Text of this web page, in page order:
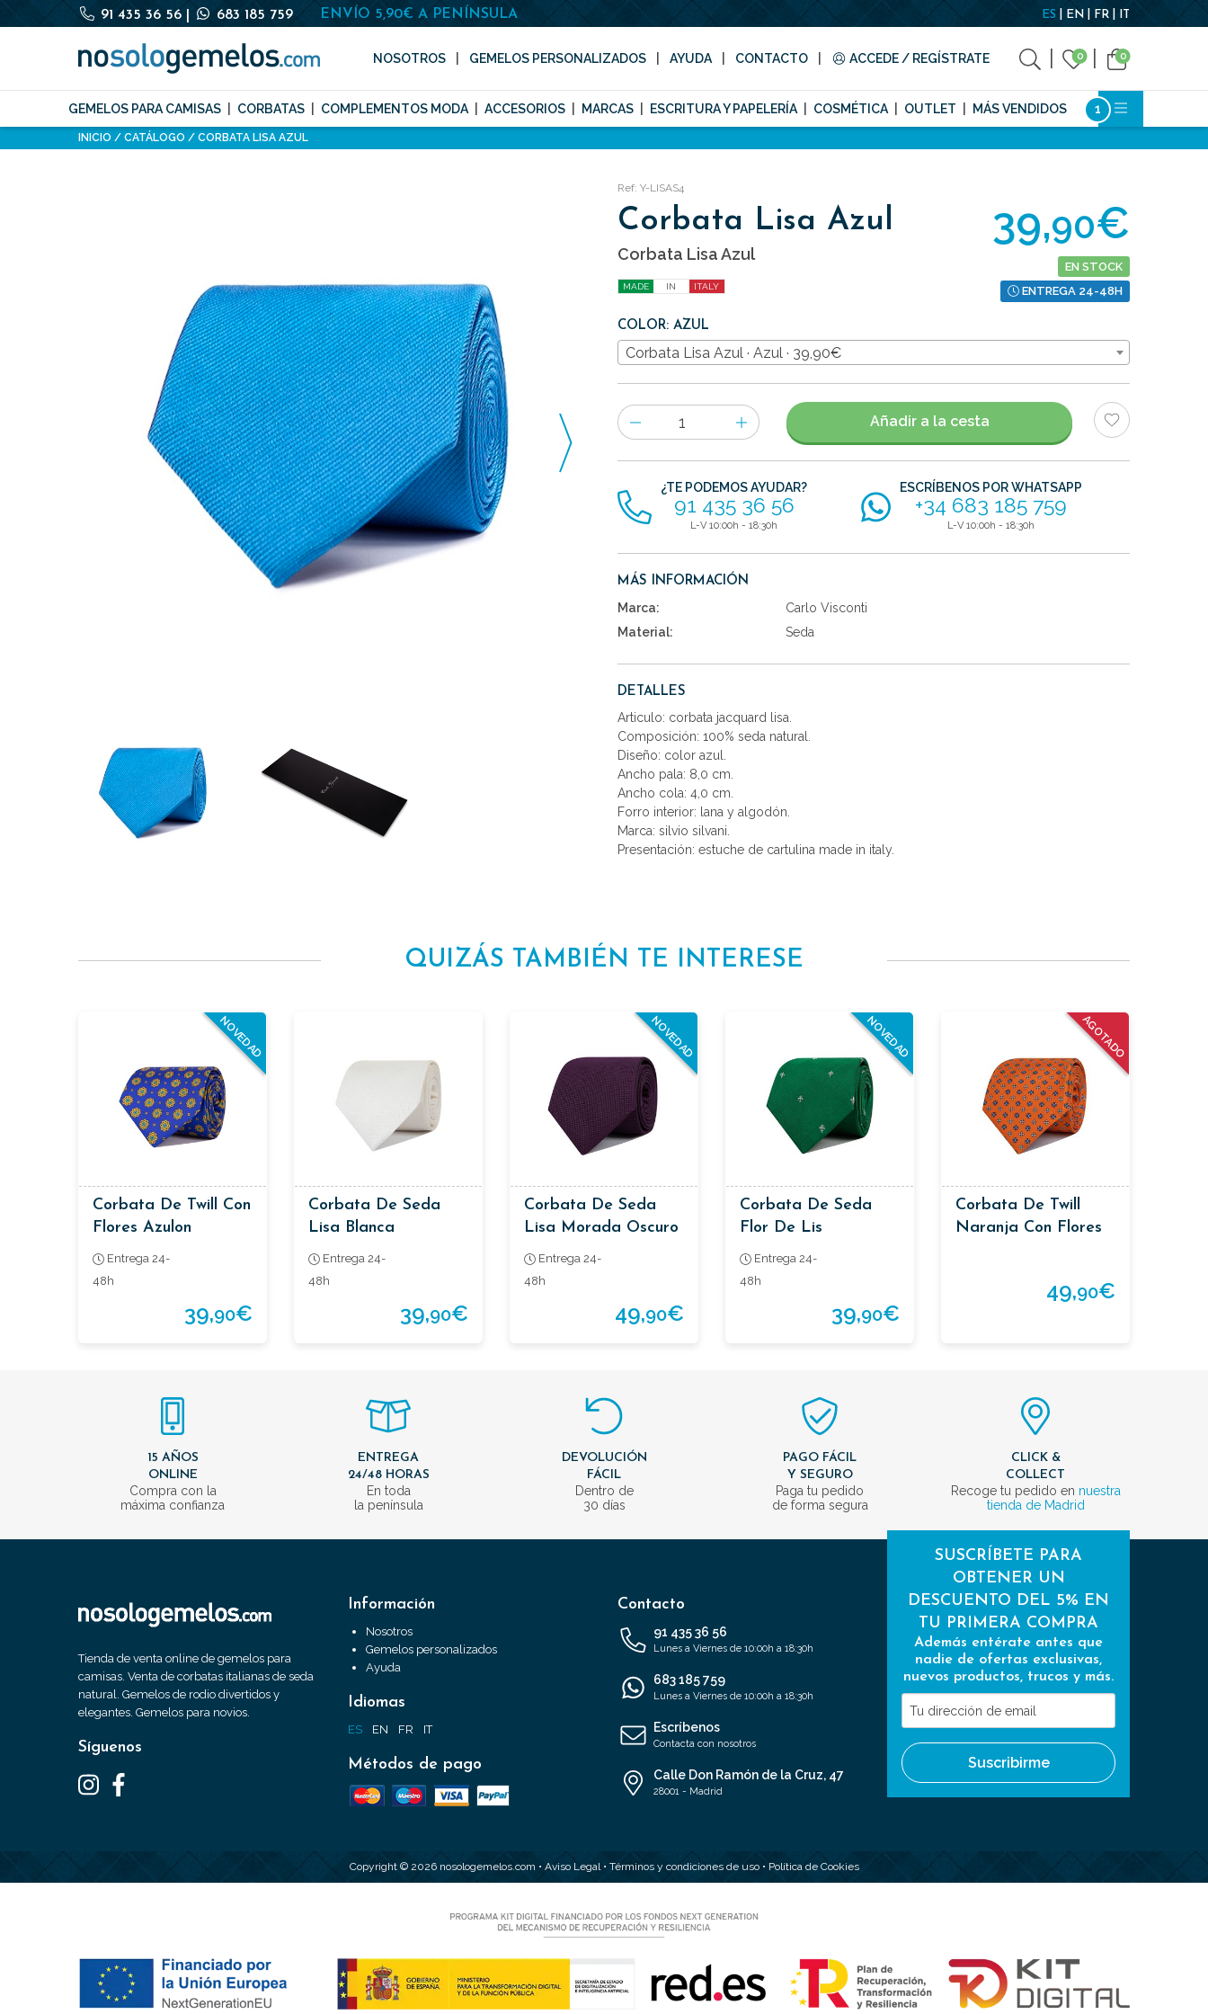
91 435 36 56 683 185 759 ENVÍO 5,90€ A PENÍNSULA ES EN FR IT
NOSOTROS GEMELOS PERSONALIZADOS AYUDA CONTACTO ACCEDE / REGÍSTRATE 0 0
GEMELOS PARA CAMISAS CORBATAS COMPLEMENTOS MODA ACCESORIOS MARCAS ESCRITURA Y PAPELERÍA COSMÉTICA OUTLET MÁS VENDIDOS
INICIO CATÁLOGO CORBATA LISA AZUL
Ref: Y-LISAS4
Corbata Lisa Azul
Corbata Lisa Azul
MADE IN ITALY
39,90€
EN STOCK
ENTREGA 24-48H
COLOR: AZUL
Corbata Lisa Azul · Azul · 39,90€
Número
de
artículos
Añadir a la cesta
¿TE PODEMOS AYUDAR?
91 435 36 56
L-V 10:00h - 18:30h
ESCRÍBENOS POR WHATSAPP
+34 683 185 759
L-V 10:00h - 18:30h
MÁS INFORMACIÓN
Marca:
Carlo Visconti
Material:
Seda
DETALLES
Articulo: corbata jacquard lisa.
Composición: 100% seda natural.
Diseño: color azul.
Ancho pala: 8,0 cm.
Ancho cola: 4,0 cm.
Forro interior: lana y algodón.
Marca: silvio silvani.
Presentación: estuche de cartulina made in italy.
QUIZÁS TAMBIÉN TE INTERESE
NOVEDAD
Corbata De Twill Con
Flores Azulon
Entrega 24-
48h
39,90€
Corbata De Seda
Lisa Blanca
Entrega 24-
48h
39,90€
NOVEDAD
Corbata De Seda
Lisa Morada Oscuro
Con Trama
Entrega 24-
48h
49,90€
NOVEDAD
Corbata De Seda
Flor De Lis
Entrega 24-
48h
39,90€
AGOTADO
Corbata De Twill
Naranja Con Flores
49,90€
15 AÑOS
ONLINE
Compra con la
máxima confianza
ENTREGA
24/48 HORAS
En toda
la península
DEVOLUCIÓN
FÁCIL
Dentro de
30 días
PAGO FÁCIL
Y SEGURO
Paga tu pedido
de forma segura
CLICK &
COLLECT
Recoge tu pedido en nuestra
tienda de Madrid
Tienda de venta online de gemelos para
camisas. Venta de corbatas italianas de seda
natural. Gemelos de rodio divertidos y
elegantes. Gemelos para novios.
Síguenos
Información
Nosotros
Gemelos personalizados
Ayuda
Idiomas
ES EN FR IT
Métodos de pago
Contacto
91 435 36 56
Lunes a Viernes de 10:00h a 18:30h
683 185 759
Lunes a Viernes de 10:00h a 18:30h
Escríbenos
Contacta con nosotros
Calle Don Ramón de la Cruz, 47
28001 - Madrid
SUSCRÍBETE PARA
OBTENER UN
DESCUENTO DEL 5% EN
TU PRIMERA COMPRA
Además entérate antes que
nadie de ofertas exclusivas,
nuevos productos, trucos y más.
Tu
dirección
de
email
Suscribirme
Copyright © 2026 nosologemelos.com • Aviso Legal• Términos y condiciones de uso• Política de Cookies